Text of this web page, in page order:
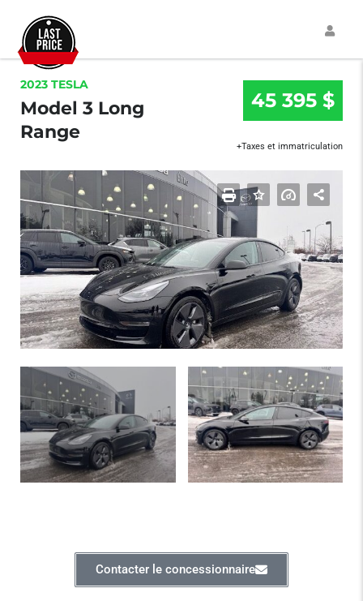
2023 TESLA
Model 3 Long
Range
45 395 $
+Taxes et immatriculation
Contacter le concessionnaire